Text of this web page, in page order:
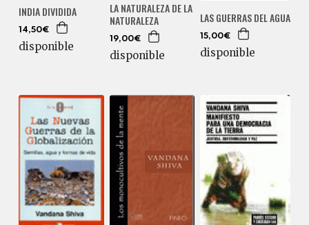
INDIA DIVIDIDA
14,50€
disponible
LA NATURALEZA DE LA
NATURALEZA
19,00€
disponible
LAS GUERRAS DEL AGUA
15,00€
disponible